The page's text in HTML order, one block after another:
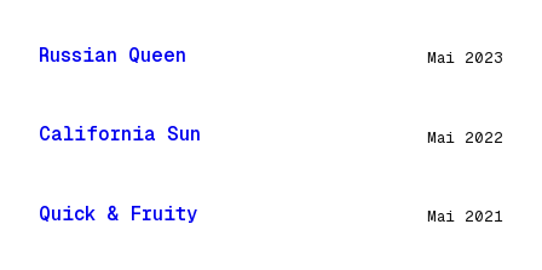
Russian Queen Mai 2023
California Sun Mai 2022
Quick & Fruity Mai 2021